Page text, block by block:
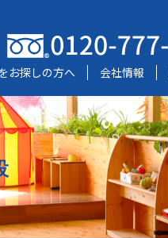
お探しの方へ 会社情報